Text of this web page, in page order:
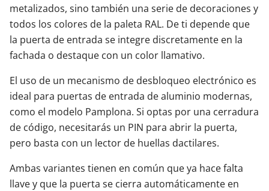
metalizados, sino también una serie de decoraciones y
todos los colores de la paleta RAL. De ti depende que
la puerta de entrada se integre discretamente en la
fachada o destaque con un color llamativo.
El uso de un mecanismo de desbloqueo electrónico es
ideal para puertas de entrada de aluminio modernas,
como el modelo Pamplona. Si optas por una cerradura
de código, necesitarás un PIN para abrir la puerta,
pero basta con un lector de huellas dactilares.
Ambas variantes tienen en común que ya hace falta
llave y que la puerta se cierra automáticamente en